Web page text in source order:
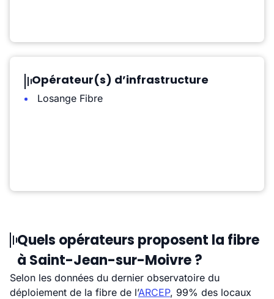
Opérateur(s) d’infrastructure
Losange Fibre
Quels opérateurs proposent la fibre
à Saint-Jean-sur-Moivre ?
Selon les données du dernier observatoire du
déploiement de la fibre de l’ARCEP, 99% des locaux